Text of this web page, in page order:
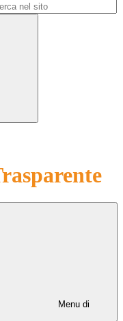
Menu di